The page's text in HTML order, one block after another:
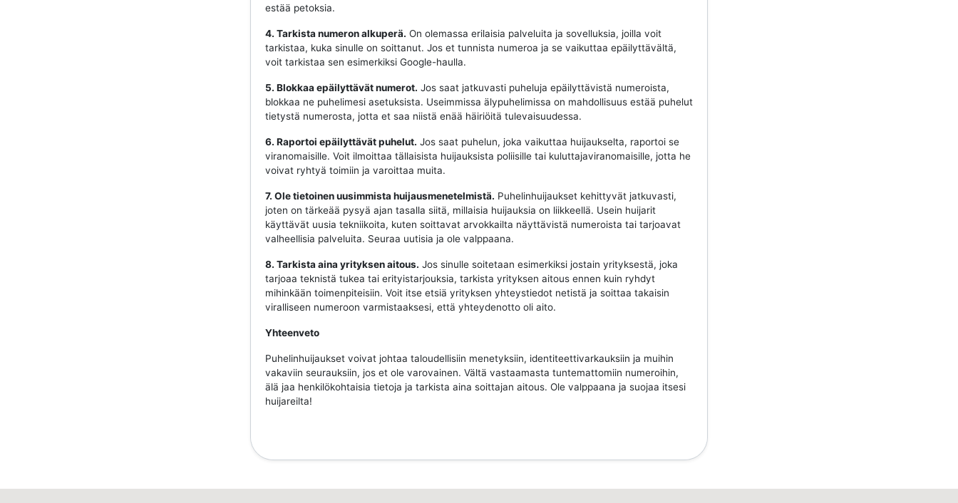
estää petoksia.
4. Tarkista numeron alkuperä. On olemassa erilaisia palveluita ja sovelluksia, joilla voit
tarkistaa, kuka sinulle on soittanut. Jos et tunnista numeroa ja se vaikuttaa epäilyttävältä,
voit tarkistaa sen esimerkiksi Google-haulla.
5. Blokkaa epäilyttävät numerot. Jos saat jatkuvasti puheluja epäilyttävistä numeroista,
blokkaa ne puhelimesi asetuksista. Useimmissa älypuhelimissa on mahdollisuus estää puhelut
tietystä numerosta, jotta et saa niistä enää häiriöitä tulevaisuudessa.
6. Raportoi epäilyttävät puhelut. Jos saat puhelun, joka vaikuttaa huijaukselta, raportoi se
viranomaisille. Voit ilmoittaa tällaisista huijauksista poliisille tai kuluttajaviranomaisille, jotta he
voivat ryhtyä toimiin ja varoittaa muita.
7. Ole tietoinen uusimmista huijausmenetelmistä. Puhelinhuijaukset kehittyvät jatkuvasti,
joten on tärkeää pysyä ajan tasalla siitä, millaisia huijauksia on liikkeellä. Usein huijarit
käyttävät uusia tekniikoita, kuten soittavat arvokkailta näyttävistä numeroista tai tarjoavat
valheellisia palveluita. Seuraa uutisia ja ole valppaana.
8. Tarkista aina yrityksen aitous. Jos sinulle soitetaan esimerkiksi jostain yrityksestä, joka
tarjoaa teknistä tukea tai erityistarjouksia, tarkista yrityksen aitous ennen kuin ryhdyt
mihinkään toimenpiteisiin. Voit itse etsiä yrityksen yhteystiedot netistä ja soittaa takaisin
viralliseen numeroon varmistaaksesi, että yhteydenotto oli aito.
Yhteenveto
Puhelinhuijaukset voivat johtaa taloudellisiin menetyksiin, identiteettivarkauksiin ja muihin
vakaviin seurauksiin, jos et ole varovainen. Vältä vastaamasta tuntemattomiin numeroihin,
älä jaa henkilökohtaisia tietoja ja tarkista aina soittajan aitous. Ole valppaana ja suojaa itsesi
huijareilta!